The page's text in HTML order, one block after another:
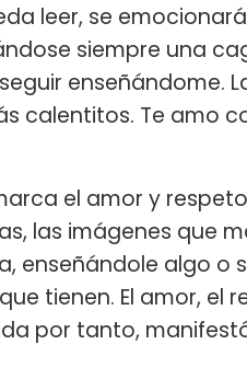
leer, se
siempre una
enseñándome.
calentitos. Te amo
el amor y
las imágenes que
enseñándole algo o
tienen. El amor, el
por tanto,